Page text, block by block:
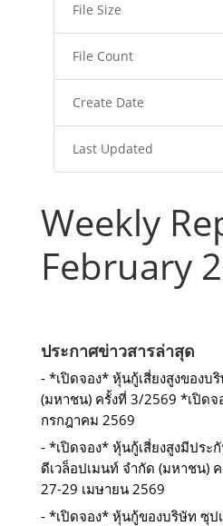
File Size
File Count
Create Date
Last Updated
Weekly
February
ประกาศข่าวสารล่าสุด
*เปิดจอง* หุ้นกู้เสี่ยงสูงของบ
(มหาชน) ครั้งที่ 3/2569 *เปิดจ
กรกฎาคม 2569
*เปิดจอง* หุ้นกู้เสี่ยงสูงมีปร
ดีเวล็อปเมนท์ จำกัด (มหาชน)
27-29 เมษายน 2569
*เปิดจอง* หุ้นกู้ของบริษัท ซุป